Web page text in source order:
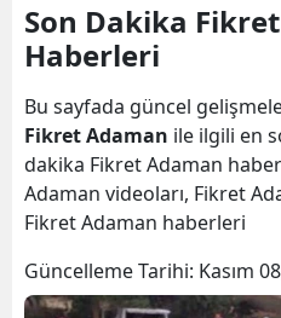
Son Dakika
Haberleri
Bu sayfada güncel
Fikret Adaman ile ilgili en
dakika Fikret Adaman
Adaman videoları, Fikret
Fikret Adaman haberleri
Güncelleme Tarihi: Kasım